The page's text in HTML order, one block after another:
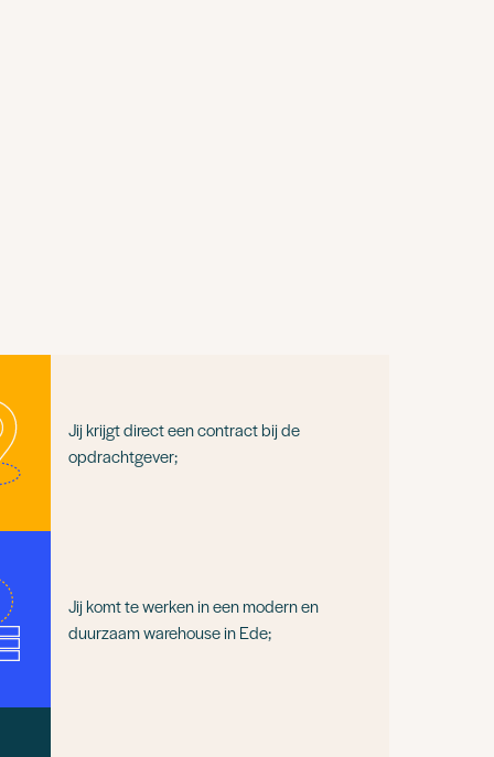
Jij krijgt direct een contract bij de
opdrachtgever;
Jij komt te werken in een modern en
duurzaam warehouse in Ede;